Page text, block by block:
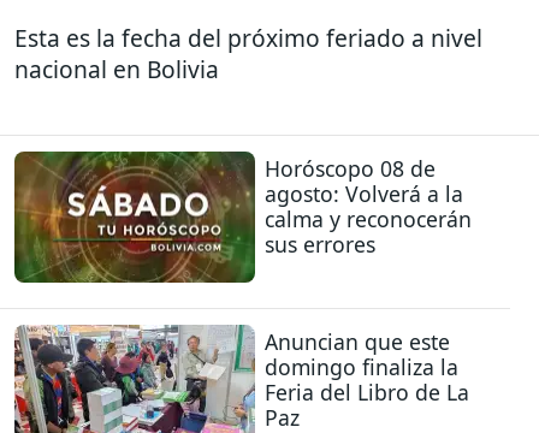
Esta es la fecha del próximo feriado a nivel
nacional en Bolivia
Horóscopo 08 de
agosto: Volverá a la
calma y reconocerán
sus errores
Anuncian que este
domingo finaliza la
Feria del Libro de La
Paz